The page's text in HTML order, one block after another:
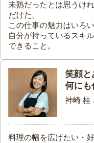
未熟だったとは思うけ
だけた。
この仕事の魅力はいろ
自分が持っているスキ
できること。
笑顔と
何にも
神崎 桂
料理の幅を広げたい・